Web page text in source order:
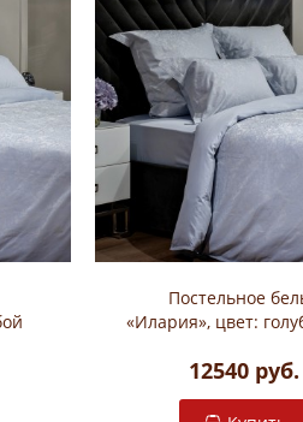
Постельное
«Илария», цвет:
жаккардовый сатин:
12540 руб.